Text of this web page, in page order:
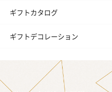
ギフトカタログ
ギフトデコレーション